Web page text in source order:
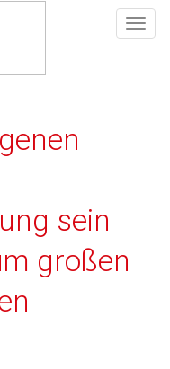
sein
großen